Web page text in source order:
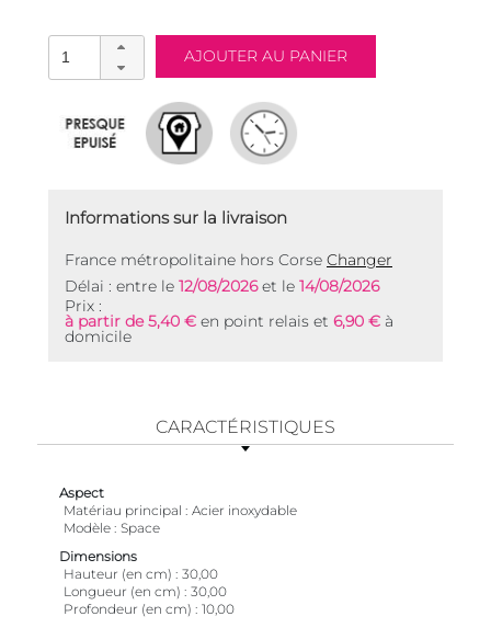
Informations sur la livraison
France métropolitaine hors Corse Changer
Délai : entre le 12/08/2026et le 14/08/2026
Prix :
à partir de 5,40 € en point relais et 6,90 € à
domicile
CARACTÉRISTIQUES
Aspect
Matériau principal
Acier inoxydable
Modèle Space
Dimensions
Hauteur (en cm)
30,00
Longueur (en cm)
30,00
Profondeur (en cm)
10,00